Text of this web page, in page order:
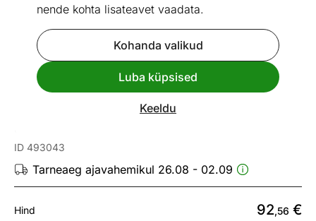
nende kohta lisateavet vaadata.
Kohanda valikud
Luba küpsised
Keeldu
Vaata sarnaseid
ID 493043
Tarneaeg ajavahemikul 26.08 - 02.09
Hind 92,56 €